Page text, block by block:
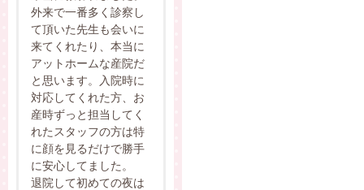
外来で一番多く診察し
て頂いた先生も会いに
来てくれたり、本当に
アットホームな産院だ
と思います。入院時に
対応してくれた方、お
産時ずっと担当してく
れたスタッフの方は特
に顔を見るだけで勝手
に安心してました。
退院して初めての夜は